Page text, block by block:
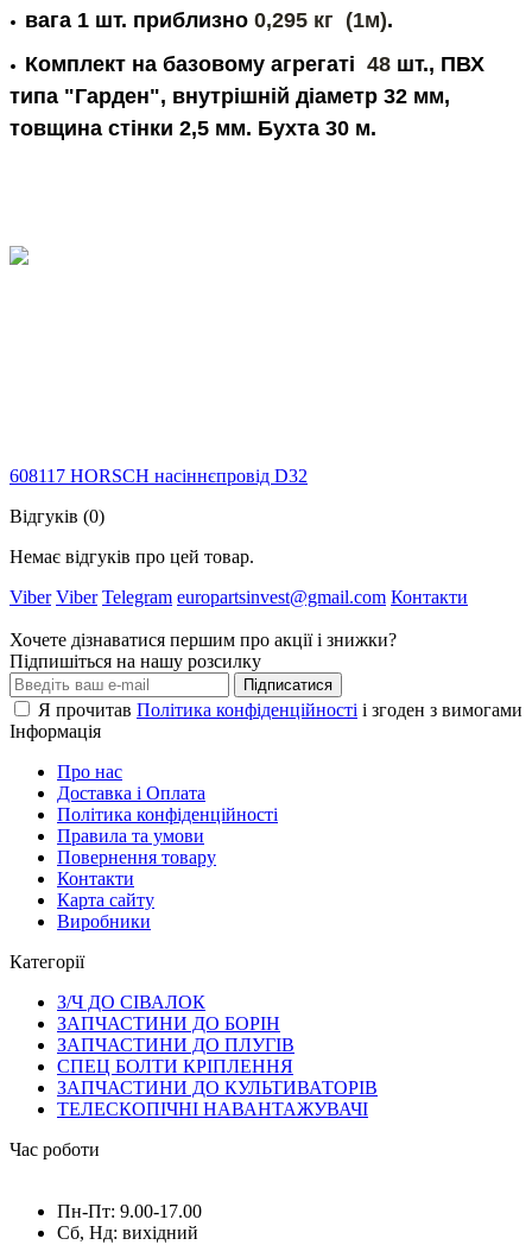
вага 1 шт. приблизно 0,295 кг (1м).
Комплект на базовому агрегаті 48 шт., ПВХ
типа "Гарден", внутрішній діаметр 32 мм,
товщина стінки 2,5 мм. Бухта 30 м.
608117 HORSCH насіннєпровід D32
Відгуків (0)
Немає відгуків про цей товар.
Viber Viber Telegram europartsinvest@gmail.com Контакти
Хочете дізнаватися першим про акції і знижки?
Підпишіться на нашу розсилку
Підписатися
Я прочитав Політика конфіденційності і згоден з вимогами
Інформація
Про нас
Доставка і Оплата
Політика конфіденційності
Правила та умови
Повернення товару
Контакти
Карта сайту
Виробники
Категорії
З/Ч ДО СІВАЛОК
ЗАПЧАСТИНИ ДО БОРІН
ЗАПЧАСТИНИ ДО ПЛУГІВ
СПЕЦ БОЛТИ КРІПЛЕННЯ
ЗАПЧАСТИНИ ДО КУЛЬТИВАТОРІВ
ТЕЛЕСКОПІЧНІ НАВАНТАЖУВАЧІ
Час роботи
Пн-Пт: 9.00-17.00
Сб, Нд: вихідний